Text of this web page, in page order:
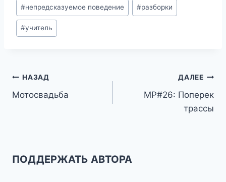
#непредсказуемое поведение #разборки
#учитель
Навигация
по
НАЗАД
Мотосвадьба
ДАЛЕЕ
МР#26: Поперек
трассы
ПОДДЕРЖАТЬ АВТОРА